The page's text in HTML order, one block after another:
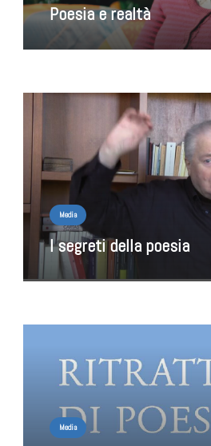
Poesia e realtà
Media
I segreti della poesia
Media